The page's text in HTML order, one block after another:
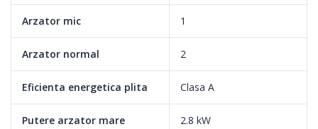
Arzator mic 1
Arzator normal 2
Eficienta energetica plita Clasa A
Putere arzator mare 2.8 kW